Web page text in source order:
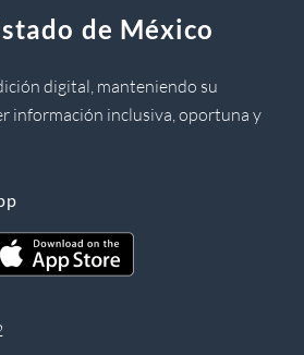
de México
digital, manteniendo su
información inclusiva, oportuna y